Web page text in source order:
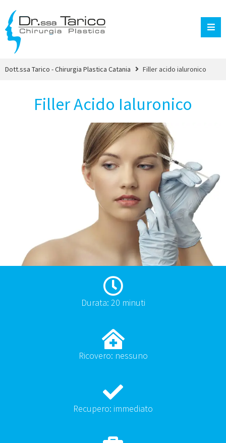
Dott.ssa Tarico - Chirurgia Plastica Catania Filler acido ialuronico
Filler Acido Ialuronico
Durata: 20 minuti
Ricovero: nessuno
Recupero: immediato